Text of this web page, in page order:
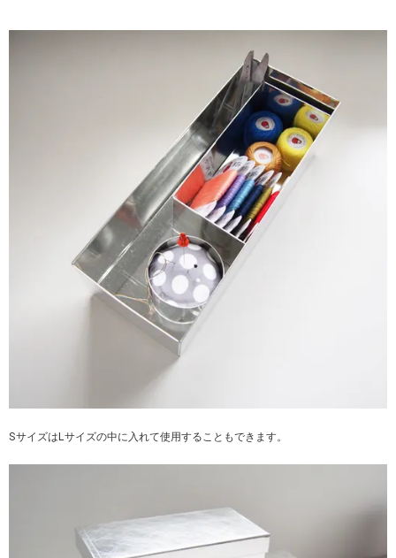
SサイズはLサイズの中に入れて使用することもできます。